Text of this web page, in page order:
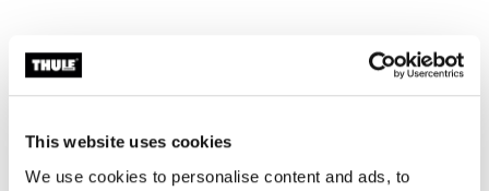
This website uses cookies
We use cookies to personalise content and ads, to
Buono a sapersi
accompagnerà a lungo se curato nel modo giusto. Ecco
alcuni consigli e buone pratiche da tenere a mente.